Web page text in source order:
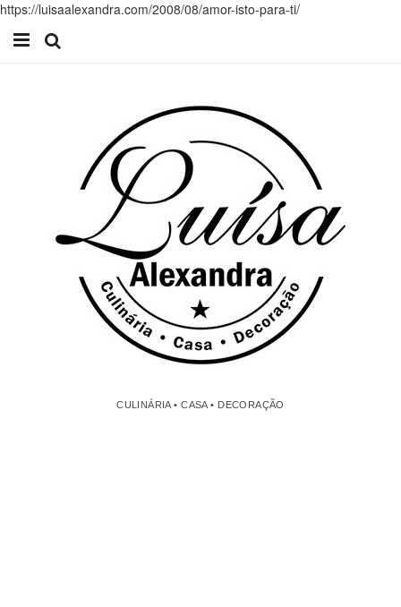
https://luisaalexandra.com/2008/08/amor-isto-para-ti/
CULINÁRIA • CASA • DECORAÇÃO